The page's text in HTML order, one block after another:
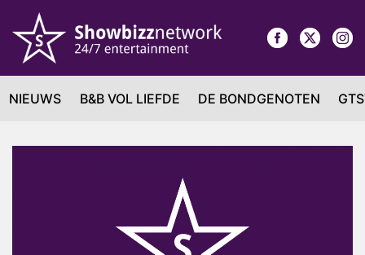
NIEUWS B&B VOL LIEFDE DE BONDGENOTEN